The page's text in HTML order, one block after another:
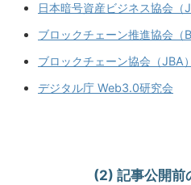
日本暗号資産ビジネス協会（
ブロックチェーン推進協会（
ブロックチェーン協会（JBA）
デジタル庁 Web3.0研究会
(2) 記事公開前